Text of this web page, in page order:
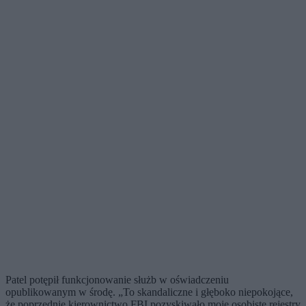
Patel potępił funkcjonowanie służb w oświadczeniu
opublikowanym w środę. „To skandaliczne i głęboko niepokojące,